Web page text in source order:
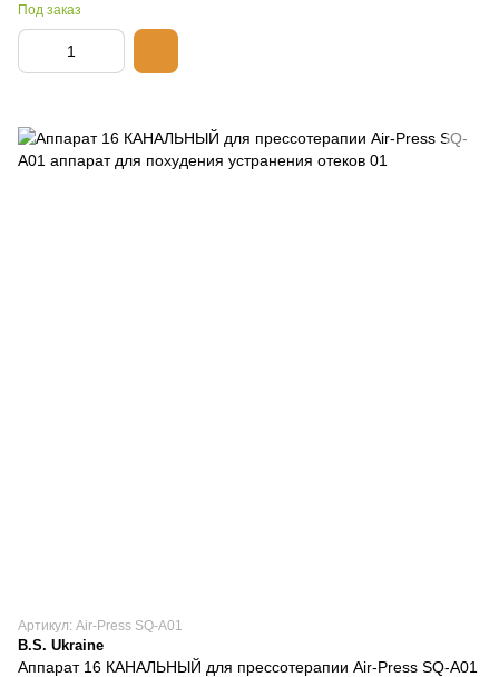
Под заказ
Артикул: Air-Press SQ-A01
B.S. Ukraine
Aппарат 16 КАНАЛЬНЫЙ для прессотерапии Air-Press SQ-A01